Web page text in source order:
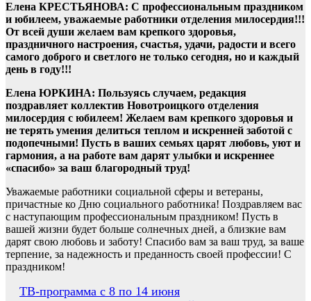
Елена КРЕСТЬЯНОВА: С профессиональным праздником
и юбилеем, уважаемые работники отделения милосердия!!!
От всей души желаем вам крепкого здоровья,
праздничного настроения, счастья, удачи, радости и всего
самого доброго и светлого не только сегодня, но и каждый
день в году!!!
Елена ЮРКИНА: Пользуясь случаем, редакция
поздравляет коллектив Новотроицкого отделения
милосердия с юбилеем! Желаем вам крепкого здоровья и
не терять умения делиться теплом и искренней заботой с
подопечными! Пусть в ваших семьях царят любовь, уют и
гармония, а на работе вам дарят улыбки и искреннее
«спасибо» за ваш благородный труд!
Уважаемые работники социальной сферы и ветераны,
причастные ко Дню социального работника! Поздравляем вас
с наступающим профессиональным праздником! Пусть в
вашей жизни будет больше солнечных дней, а близкие вам
дарят свою любовь и заботу! Спасибо вам за ваш труд, за ваше
терпение, за надежность и преданность своей профессии! С
праздником!
Навигация
ТВ-программа с 8 по 14 июня